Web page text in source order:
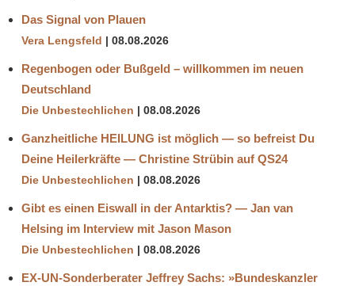
Das Signal von Plauen
Vera Lengsfeld 08.08.2026
Regenbogen oder Bußgeld – willkommen im neuen
Deutschland
Die Unbestechlichen 08.08.2026
Ganzheitliche HEILUNG ist möglich — so befreist Du
Deine Heilerkräfte — Christine Strübin auf QS24
Die Unbestechlichen 08.08.2026
Gibt es einen Eiswall in der Antarktis? — Jan van
Helsing im Interview mit Jason Mason
Die Unbestechlichen 08.08.2026
EX-UN-Sonderberater Jeffrey Sachs: »Bundeskanzler